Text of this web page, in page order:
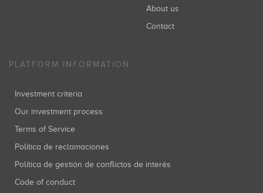
About us
Contact
PLATFORM INFORMATION
Investment criteria
Our investment process
Terms of Service
Política de reclamaciones
Política de gestión de conflictos de interés
Code of conduct